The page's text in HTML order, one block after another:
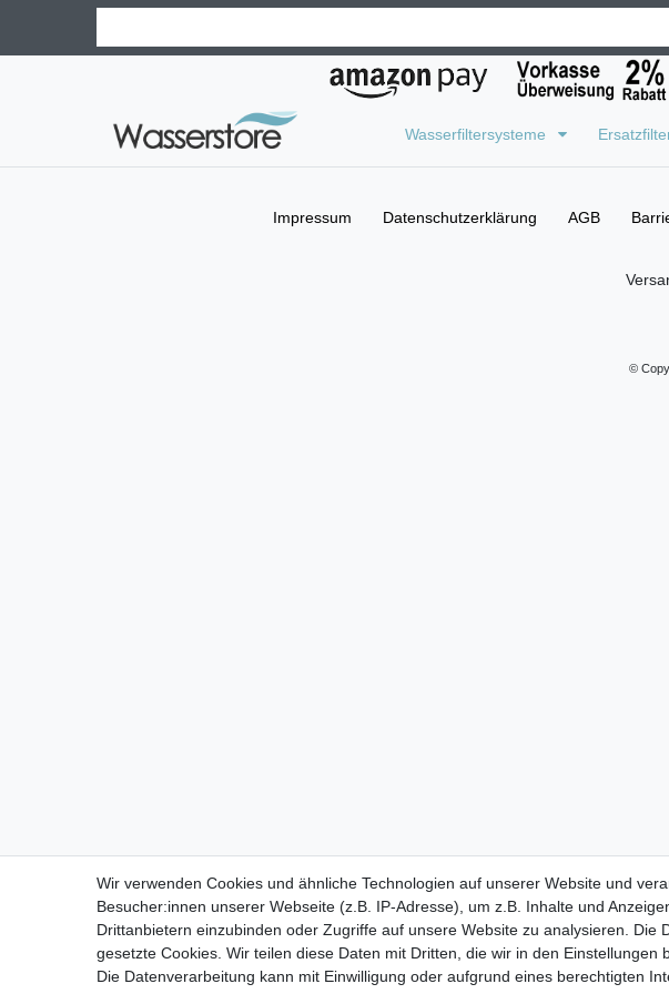
Wasserfiltersysteme
Impressum Daten­schutz­erklärung AGB
©
Wir verwenden Cookies und ähnliche Technologien auf unserer Website und
Besucher:innen unserer Webseite (z.B. IP-Adresse), um z.B. Inhalte und
Drittanbietern einzubinden oder Zugriffe auf unsere Website zu analysieren. Die
gesetzte Cookies. Wir teilen diese Daten mit Dritten, die wir in den Einstellungen
Die Datenverarbeitung kann mit Einwilligung oder aufgrund eines berechtigten